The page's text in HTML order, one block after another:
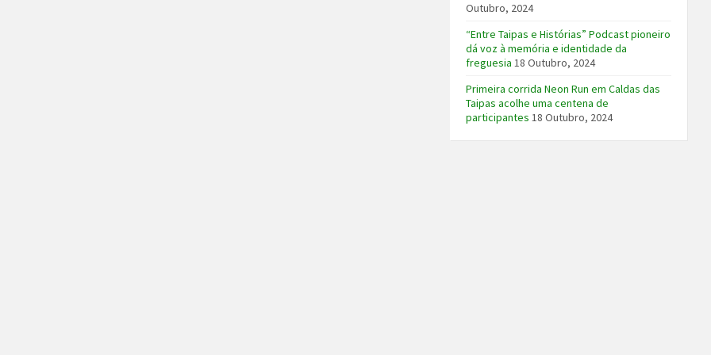
Outubro, 2024
“Entre Taipas e Histórias” Podcast pioneiro
dá voz à memória e identidade da
freguesia 18 Outubro, 2024
Primeira corrida Neon Run em Caldas das
Taipas acolhe uma centena de
participantes 18 Outubro, 2024